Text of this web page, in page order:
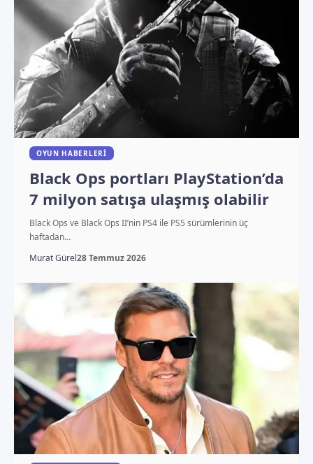
OYUN HABERLERI
Black Ops portları PlayStation’da
7 milyon satışa ulaşmış olabilir
Black Ops ve Black Ops II’nin PS4 ile PS5 sürümlerinin üç
haftadan…
Murat Gürel28 Temmuz 2026